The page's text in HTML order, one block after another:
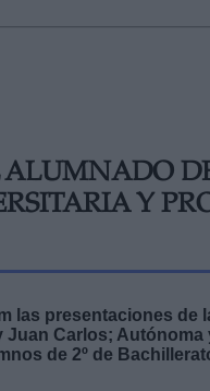
Y
las presentaciones de
Carlos; Autónoma
de 2º de